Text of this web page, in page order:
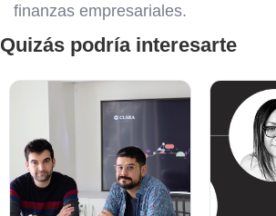
finanzas empresariales.
Quizás podría interesarte